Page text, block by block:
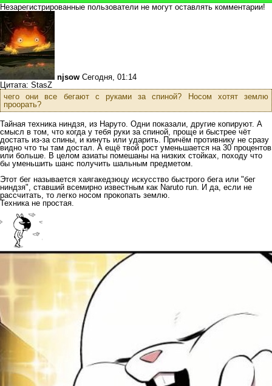
Незарегистрированные пользователи не могут оставлять комментарии!
njsow Сегодня, 01:14
Цитата: StasZ
чего они все бегают с руками за спиной? Носом хотят землю
проорать?
Тайная техника ниндзя, из Наруто. Одни показали, другие копируют. А
смысл в том, что когда у тебя руки за спиной, проще и быстрее чёт
достать из-за спины, и кинуть или ударить. Причём противнику не сразу
видно что ты там достал. А ещё твой рост уменьшается на 30 процентов
или больше. В целом азиаты помешаны на низких стойках, походу что
бы уменьшить шанс получить шальным предметом.
Этот бег называется хаягакедзюцу искусство быстрого бега или "бег
ниндзя", ставший всемирно известным как Naruto run. И да, если не
рассчитать, то легко носом прокопать землю.
Техника не простая.